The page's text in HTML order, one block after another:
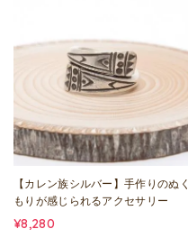
【カレン族シルバー】手作りのぬく
もりが感じられるアクセサリー
¥8,280